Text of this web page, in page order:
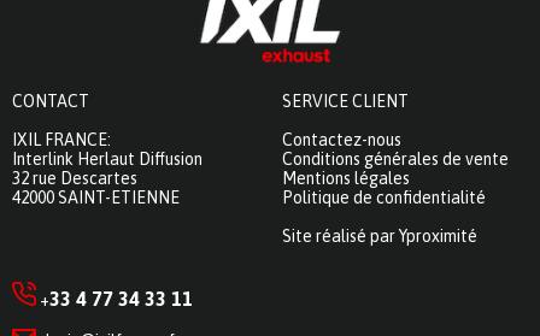
CONTACT
IXIL FRANCE:
Interlink Herlaut Diffusion
32 rue Descartes
42000 SAINT-ETIENNE
SERVICE CLIENT
Contactez-nous
Conditions générales de vente
Mentions légales
Politique de confidentialité
Site réalisé par Yproximité
+33 4 77 34 33 11